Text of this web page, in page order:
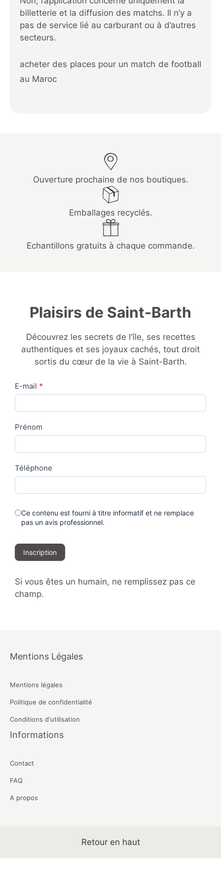
billetterie et la diffusion des matchs. Il n’y a
pas de service lié au carburant ou à d’autres
secteurs.
acheter des places pour un match de football
au Maroc
Ouverture prochaine de nos boutiques.
Emballages recyclés.
Echantillons gratuits à chaque commande.
Plaisirs de Saint-Barth
Découvrez les secrets de l'île, ses recettes
authentiques et ses joyaux cachés, tout droit
sortis du cœur de la vie à Saint-Barth.
Contact
Us
E-mail *
Prénom
Téléphone
Ce contenu est fourni à titre informatif et ne remplace
pas un avis professionnel.
Inscription
Si vous êtes un humain, ne remplissez pas ce
champ.
Mentions Légales
Mentions légales
Politique de confidentialité
Conditions d'utilisation
Informations
Contact
FAQ
A propos
Retour en haut